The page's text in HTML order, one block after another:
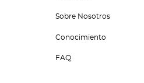
Sobre Nosotros
Conocimiento
FAQ